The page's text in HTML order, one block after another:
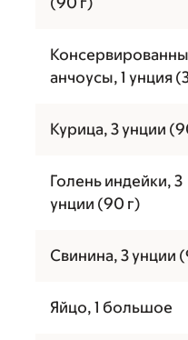
анчоусы, 1 унция
Курица, 3 унции
Голень индейки, 3
унции (90 г)
Свинина, 3 унции
Яйцо, 1 большое